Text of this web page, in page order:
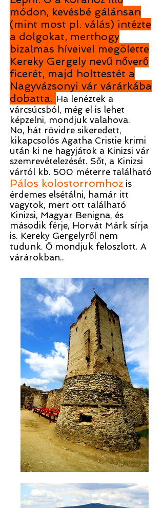
módon, kevésbé gálánsan
(mint most pl. válás) intézte
a dolgokat, merthogy
bizalmas híveivel megölette
Kereky Gergely nevű nőverő
ficerét, majd holttestét a
Nagyvázsonyi vár várárkába
dobatta. Ha lenéztek a
várcsúcsból, még el is lehet
képzelni, mondjuk valahova.
No, hát rövidre sikeredett,
kikapcsolós Agatha Cristie krimi
után ki ne hagyjátok a Kinizsi vár
szemrevételezését. Sőt, a Kinizsi
vártól kb. 500 méterre található
Pálos kolostorromhoz is
érdemes elsétálni, hamár itt
vagytok, mert ott található
Kinizsi, Magyar Benigna, és
második férje, Horvát Márk sírja
is. Kereky Gergelyről nem
tudunk. Ő mondjuk feloszlott. A
várárokban..